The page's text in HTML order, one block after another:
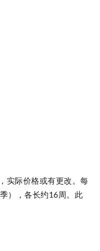
实际价格或有更改。每
），各长约16周。此